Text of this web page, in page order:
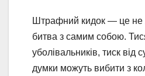
Штрафний кидок — це не
битва з самим собою.
уболівальників, тиск від
думки можуть вибити з